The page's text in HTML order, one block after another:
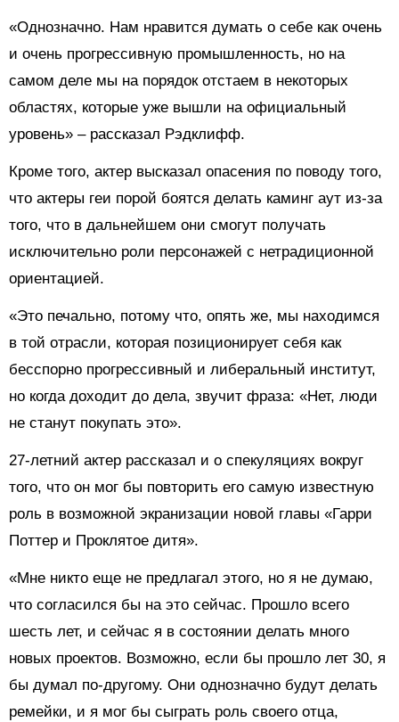
«Однозначно. Нам нравится думать о себе как очень
и очень прогрессивную промышленность, но на
самом деле мы на порядок отстаем в некоторых
областях, которые уже вышли на официальный
уровень» – рассказал Рэдклифф.
Кроме того, актер высказал опасения по поводу того,
что актеры геи порой боятся делать каминг аут из-за
того, что в дальнейшем они смогут получать
исключительно роли персонажей с нетрадиционной
ориентацией.
«Это печально, потому что, опять же, мы находимся
в той отрасли, которая позиционирует себя как
бесспорно прогрессивный и либеральный институт,
но когда доходит до дела, звучит фраза: «Нет, люди
не станут покупать это».
27-летний актер рассказал и о спекуляциях вокруг
того, что он мог бы повторить его самую известную
роль в возможной экранизации новой главы «Гарри
Поттер и Проклятое дитя».
«Мне никто еще не предлагал этого, но я не думаю,
что согласился бы на это сейчас. Прошло всего
шесть лет, и сейчас я в состоянии делать много
новых проектов. Возможно, если бы прошло лет 30, я
бы думал по-другому. Они однозначно будут делать
ремейки, и я мог бы сыграть роль своего отца,